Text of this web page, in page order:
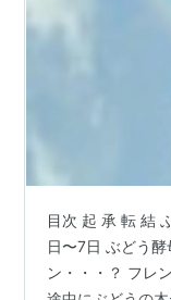
目次 起 承 転 結
日〜7日 ぶどう
ン・・・？ フレ